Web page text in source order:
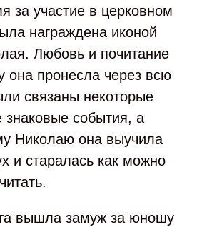
за участие в церковном
награждена иконой
Любовь и почитание
она пронесла через всю
связаны некоторые
знаковые события, а
Николаю она выучила
и старалась как можно
вышла замуж за юношу